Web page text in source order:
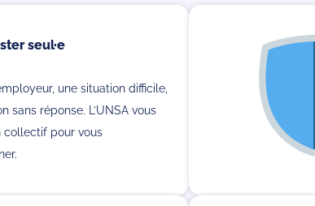
seul·e
une situation difficile,
sans réponse. L’UNSA vous
collectif pour vous